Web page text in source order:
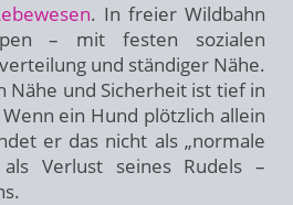
. In freier Wildbahn
– mit festen sozialen
und ständiger Nähe.
Nähe und Sicherheit ist tief in
ein Hund plötzlich allein
er das nicht als „normale
als Verlust seines Rudels –